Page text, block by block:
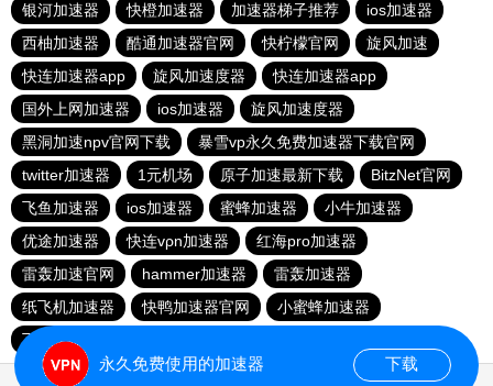
银河加速器
快橙加速器 加速器梯子推荐
ios加速器
西柚加速器
酷通加速器官网 快柠檬官网
旋风加速
快连加速器app
旋风加速度器
快连加速器app
国外上网加速器
ios加速器
旋风加速度器
黑洞加速npv官网下载
暴雪vp永久免费加速器下载官网
twitter加速器
1元机场 原子加速最新下载
BitzNet官网
飞鱼加速器
ios加速器 蜜蜂加速器
小牛加速器
优途加速器
快连vρn加速器
红海pro加速器
雷轰加速官网
hammer加速器
雷轰加速器
纸飞机加速器
快鸭加速器官网
小蜜蜂加速器
飞跃加速器
永久免费使用的加速器 下载